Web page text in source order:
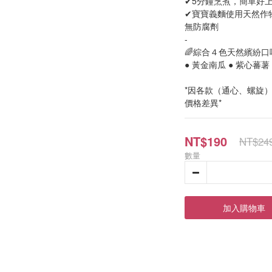
✔寶寶義麵使用天然作
無防腐劑
-
🌈綜合４色天然繽紛口
● 黃金南瓜 ● 紫心蕃
*因各款（通心、螺旋
價格差異*
NT$190
數量
加入購物車